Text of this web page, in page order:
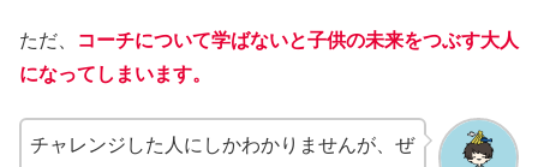
ただ、
コーチについて学ばないと子供の未来をつぶす大人
になってしまいます。
チャレンジした人にしかわかりませんが、ぜ